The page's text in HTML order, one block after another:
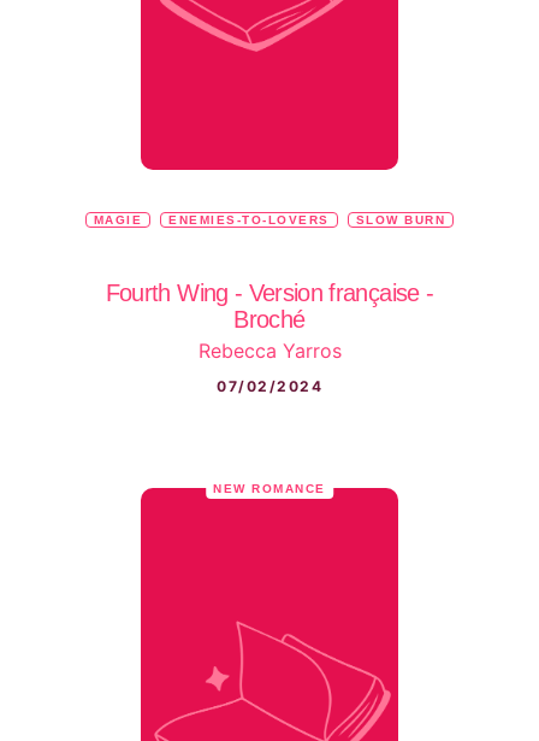
MAGIE ENEMIES-TO-LOVERS SLOW BURN
Fourth Wing - Version française -
Broché
Rebecca Yarros
07/02/2024
NEW ROMANCE